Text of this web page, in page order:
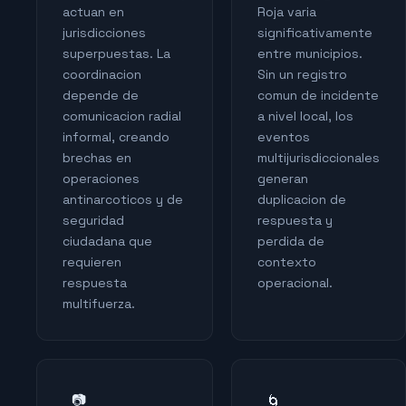
actuan en
jurisdicciones
superpuestas. La
coordinacion
depende de
comunicacion radial
informal, creando
brechas en
operaciones
antinarcoticos y de
seguridad
ciudadana que
requieren
respuesta
multifuerza.
Roja varia
significativamente
entre municipios.
Sin un registro
comun de incidente
a nivel local, los
eventos
multijurisdiccionales
generan
duplicacion de
respuesta y
perdida de
contexto
operacional.
📷 🌀